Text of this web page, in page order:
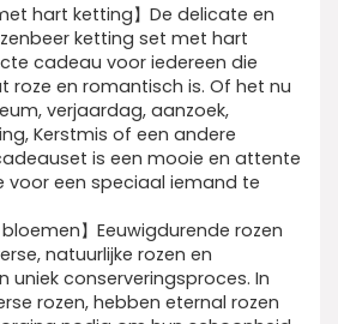
hart ketting】De delicate en
ketting set met hart
cadeau voor iedereen die
roze en romantisch is. Of het nu
verjaardag, aanzoek,
Kerstmis of een andere
is een mooie en attente
voor een speciaal iemand te
bloemen】Eeuwigdurende rozen
natuurlijke rozen en
uniek conserveringsproces. In
rozen, hebben eternal rozen